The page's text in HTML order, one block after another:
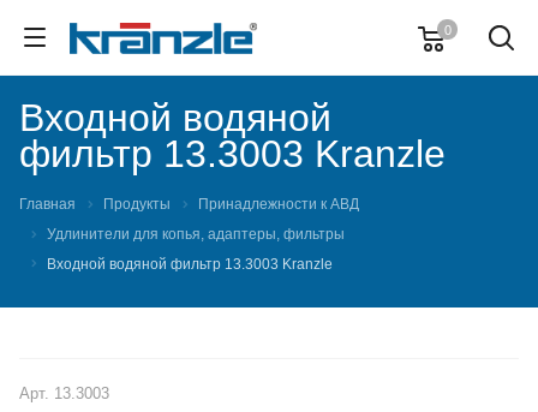
0
Входной водяной
фильтр 13.3003 Kranzle
Главная Продукты
Принадлежности к АВД
Удлинители для копья, адаптеры, фильтры
Входной водяной фильтр 13.3003 Kranzle
Арт. 13.3003